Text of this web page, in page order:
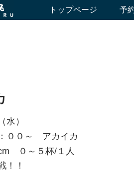
トップページ 予
水）
００～ アカイカ
０～５杯/１人
！！